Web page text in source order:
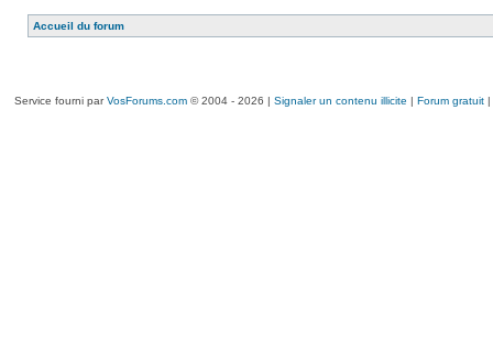
Accueil du forum
Service fourni parVosForums.com© 2004 - 2026 | Signaler un contenu illicite | Forum gratuit|